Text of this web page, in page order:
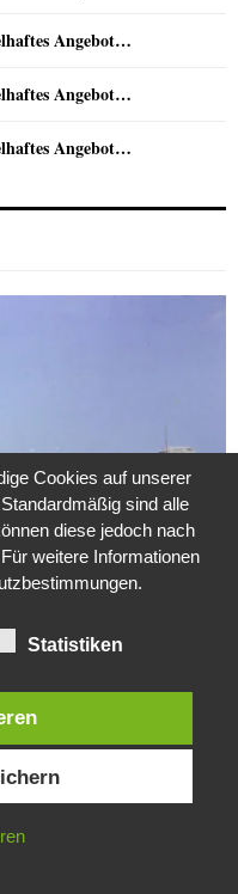
Angebot…
Angebot…
Angebot…
Frau –
Staat
die weitere Nutzung dieser
zu.
Cookies auf unserer
sind alle
diese jedoch nach
weitere Informationen
Statistiken